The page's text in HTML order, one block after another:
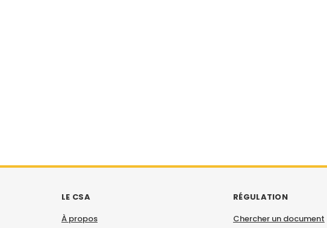
LE CSA
À propos
RÉGULATION
Chercher un document